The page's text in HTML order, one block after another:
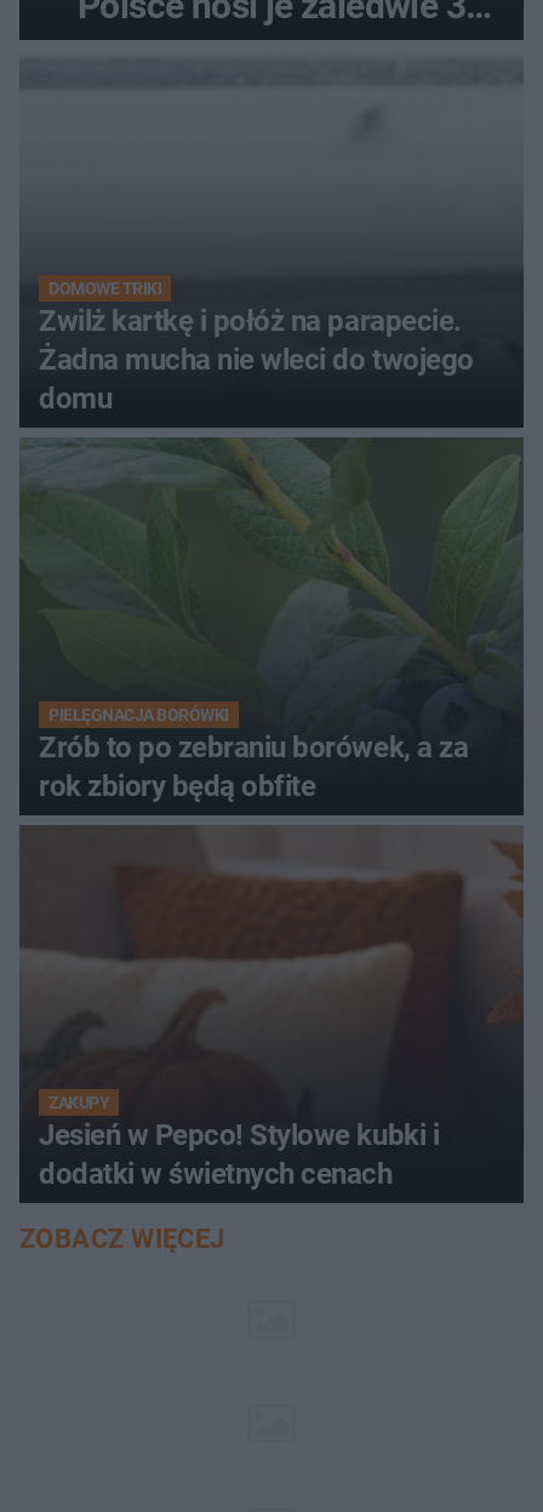
DOMOWE TRIKI
Zwilż kartkę i połóż na parapecie.
Żadna mucha nie wleci do twojego
domu
PIELĘGNACJA BORÓWKI
Zrób to po zebraniu borówek, a za
rok zbiory będą obfite
ZAKUPY
Jesień w Pepco! Stylowe kubki i
dodatki w świetnych cenach
ZOBACZ WIĘCEJ